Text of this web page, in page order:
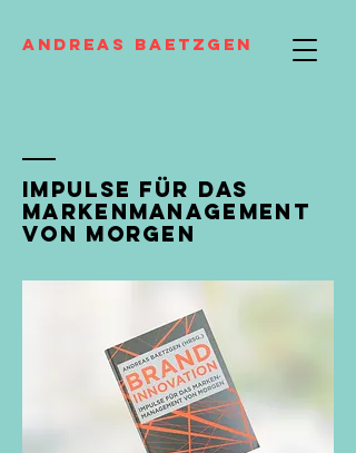
Andreas Baetzgen
Impulse für das
Markenmanagement
von morgen